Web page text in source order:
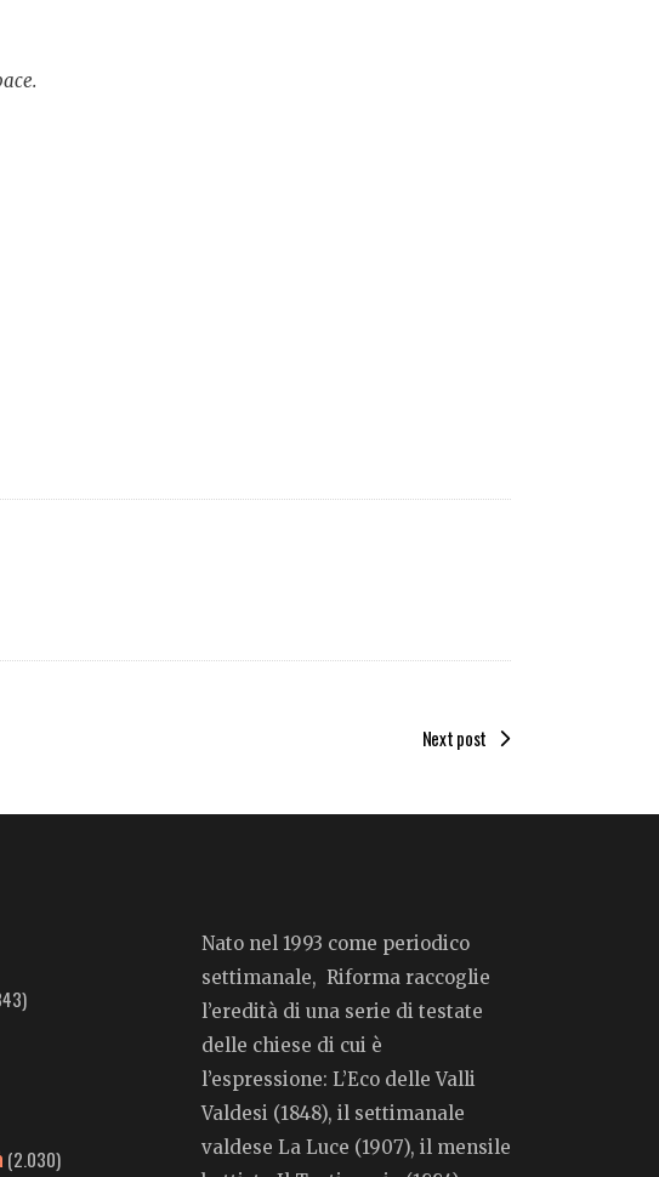
Next post
(2.030)
Nato nel 1993 come periodico
settimanale, Riforma raccoglie
l’eredità di una serie di testate
delle chiese di cui è
l’espressione: L’Eco delle Valli
Valdesi (1848), il settimanale
valdese La Luce (1907), il mensile